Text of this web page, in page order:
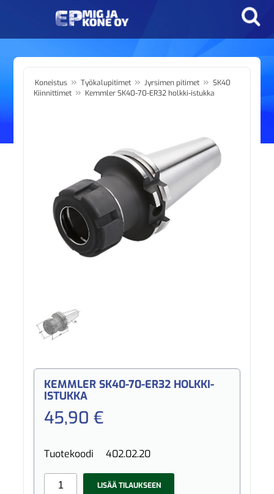
Koneistus » Työkalupitimet » Jyrsimen pitimet » SK40
Kiinnittimet » Kemmler SK40-70-ER32 holkki-istukka
KEMMLER SK40-70-ER32 HOLKKI-
ISTUKKA
45,90 €
Tuotekoodi 402.02.20
LISÄÄ TILAUKSEEN